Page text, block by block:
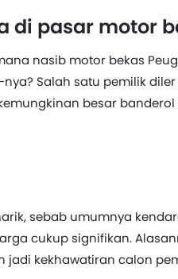
di pasar motor
nasib motor bekas
Salah satu pemilik
besar
sebab umumnya
cukup signifikan.
jadi kekhawatiran calon